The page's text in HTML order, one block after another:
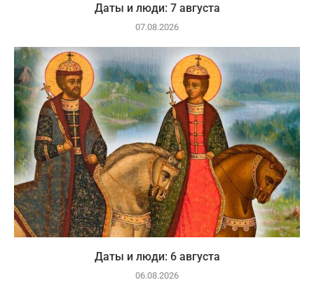
Даты и люди: 7 августа
07.08.2026
Даты и люди: 6 августа
06.08.2026